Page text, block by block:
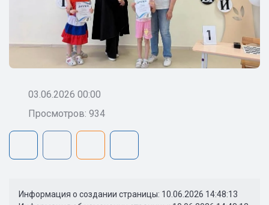
03.06.2026 00:00
Просмотров: 934
Информация о создании страницы: 10.06.2026 14:48:13